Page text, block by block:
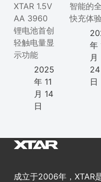
XTAR 1.5V
AA 3960
锂电池首创
轻触电量显
示功能
2025
年 11
月 14
日
智能的
快充体验
年
月
24
日
成立于2006年，XTAR